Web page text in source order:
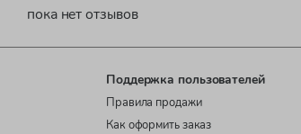
пока нет отзывов
Поддержка пользователей
Правила продажи
Как оформить заказ